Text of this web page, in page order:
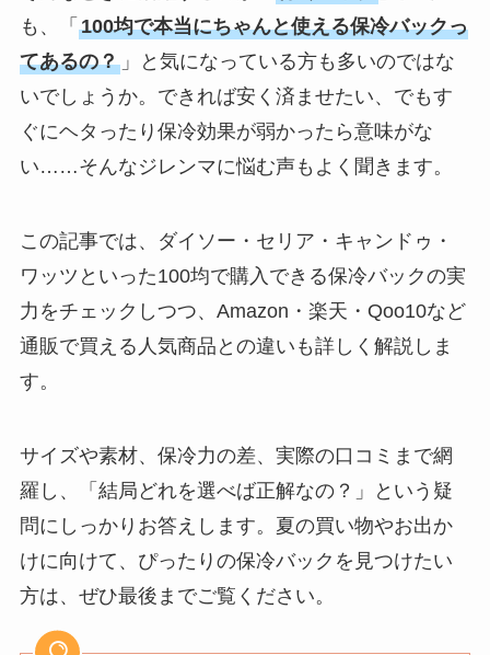
リア等でフロアラバー
ほうきは買える？選び
方＆使い方を徹底ガイ
ド！
【100均】ダイソー/セ
リア等でハンディファ
すすめ素材＆選び方ガ
イド！
【100均】ダイソー/セ
リア等で帽子クリップ
【100均】ダイソー/セ
リア等でスパイスミル
は買える？手動・電
動・ワンハンドの違い
もわかりやすく解説！
も、「 100均で本当にちゃんと使える保冷バックっ
てあるの？」と気になっている方も多いのではな
いでしょうか。できれば安く済ませたい、でもす
ぐにヘタったり保冷効果が弱かったら意味がな
い……そんなジレンマに悩む声もよく聞きます。
この記事では、ダイソー・セリア・キャンドゥ・
ワッツといった100均で購入できる保冷バックの実
力をチェックしつつ、Amazon・楽天・Qoo10など
通販で買える人気商品との違いも詳しく解説しま
す。
サイズや素材、保冷力の差、実際の口コミまで網
羅し、「結局どれを選べば正解なの？」という疑
問にしっかりお答えします。夏の買い物やお出か
けに向けて、ぴったりの保冷バックを見つけたい
方は、ぜひ最後までご覧ください。